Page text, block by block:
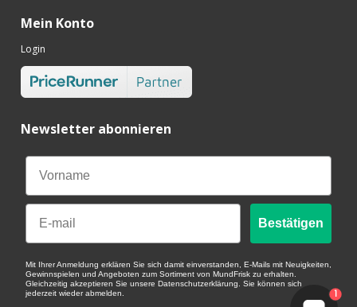
Mein Konto
Login
Newsletter abonnieren
Email
Bestätigen
Mit Ihrer Anmeldung erklären Sie sich damit einverstanden, E-Mails mit Neuigkeiten,
Gewinnspielen und Angeboten zum Sortiment von MundFrisk zu erhalten.
Gleichzeitig akzeptieren Sie unsere Datenschutzerklärung. Sie können sich
jederzeit wieder abmelden.
1